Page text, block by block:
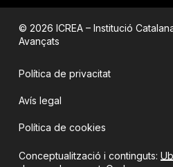
© 2026 ICREA – Institució
Avançats
Política de privacitat
Avís legal
Política de cookies
Conceptualització i continguts: